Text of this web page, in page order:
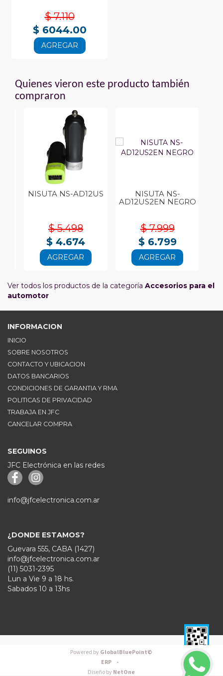
$ 7.110
$ 6044.00
AGREGAR
Quienes vieron este producto también
compraron
NISUTA NS-AD12US
$ 5.498
$ 4.674
AGREGAR
NISUTA NS-
AD12US2EN NEGRO
$ 7.999
$ 6.799
AGREGAR
Ver todos los productos de la categoría Accesorios para el
automotor
INFORMACION
INICIO
SOBRE NOSOTROS
CONTACTO Y UBICACION
DATOS BANCARIOS
CONDICIONES DE GARANTIA Y RMA
POLITICAS DE PRIVACIDAD
TRABAJA EN JFC
CANCELAR COMPRA
SEGUINOS
JFC Electrónica en las redes
info@jfcelectronica.com.ar
¿DONDE ESTAMOS?
Guevara 555, CABA (1427)
info@jfcelectronica.com.ar
(11) 5031-2395
Lun a Vie 9 a 18 hs.
Sabados 10 a 13hs
Powered byGlobalBluePoint©
ERP -
Diseño byNetOne